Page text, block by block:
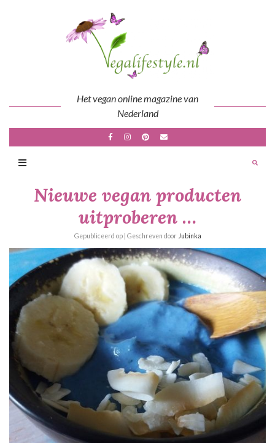
Het vegan online magazine van
Nederland
Nieuwe vegan producten
uitproberen …
Gepubliceerd op | Geschreven door Jubinka